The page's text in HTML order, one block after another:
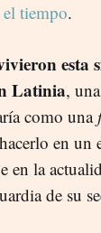
tiempo.
esta
Latinia,
como una
en un
en la
de su